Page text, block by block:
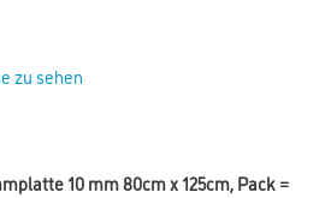
zu sehen
10 mm 80cm x 125cm, Pack =